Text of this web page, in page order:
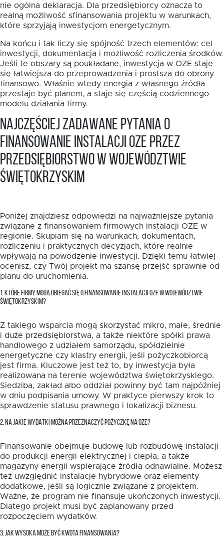
nie ogólna deklaracja. Dla przedsiębiorcy oznacza to
realną możliwość sfinansowania projektu w warunkach,
które sprzyjają inwestycjom energetycznym.
Na końcu i tak liczy się spójność trzech elementów: cel
inwestycji, dokumentacja i możliwość rozliczenia środków.
Jeśli te obszary są poukładane, inwestycja w OZE staje
się łatwiejsza do przeprowadzenia i prostsza do obrony
finansowo. Właśnie wtedy energia z własnego źródła
przestaje być planem, a staje się częścią codziennego
modelu działania firmy.
Najczęściej zadawane pytania o
finansowanie instalacji OZE przez
przedsiębiorstwo w województwie
świętokrzyskim
Poniżej znajdziesz odpowiedzi na najważniejsze pytania
związane z finansowaniem firmowych instalacji OZE w
regionie. Skupiam się na warunkach, dokumentach,
rozliczeniu i praktycznych decyzjach, które realnie
wpływają na powodzenie inwestycji. Dzięki temu łatwiej
ocenisz, czy Twój projekt ma szansę przejść sprawnie od
planu do uruchomienia.
1. KTÓRE FIRMY MOGĄ UBIEGAĆ SIĘ O FINANSOWANIE INSTALACJI OZE W WOJEWÓDZTWIE
ŚWIĘTOKRZYSKIM?
Z takiego wsparcia mogą skorzystać mikro, małe, średnie
i duże przedsiębiorstwa, a także niektóre spółki prawa
handlowego z udziałem samorządu, spółdzielnie
energetyczne czy klastry energii, jeśli pożyczkobiorcą
jest firma. Kluczowe jest też to, by inwestycja była
realizowana na terenie województwa świętokrzyskiego.
Siedziba, zakład albo oddział powinny być tam najpóźniej
w dniu podpisania umowy. W praktyce pierwszy krok to
sprawdzenie statusu prawnego i lokalizacji biznesu.
2. NA JAKIE WYDATKI MOŻNA PRZEZNACZYĆ POŻYCZKĘ NA OZE?
Finansowanie obejmuje budowę lub rozbudowę instalacji
do produkcji energii elektrycznej i ciepła, a także
magazyny energii wspierające źródła odnawialne. Możesz
też uwzględnić instalacje hybrydowe oraz elementy
dodatkowe, jeśli są logicznie związane z projektem.
Ważne, że program nie finansuje ukończonych inwestycji.
Dlatego projekt musi być zaplanowany przed
rozpoczęciem wydatków.
3. JAK WYSOKA MOŻE BYĆ KWOTA FINANSOWANIA?